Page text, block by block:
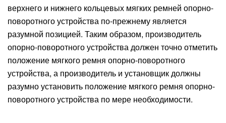
верхнего и нижнего кольцевых мягких ремней опорно-
поворотного устройства по-прежнему является
разумной позицией. Таким образом, производитель
опорно-поворотного устройства должен точно отметить
положение мягкого ремня опорно-поворотного
устройства, а производитель и установщик должны
разумно установить положение мягкого ремня опорно-
поворотного устройства по мере необходимости.